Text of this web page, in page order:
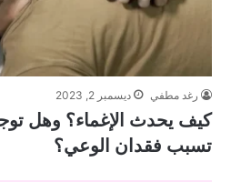
رغد مطفي ديسمبر 2, 2023
كيف يحدث الإغماء؟ وهل
تسبب فقدان الوعي؟